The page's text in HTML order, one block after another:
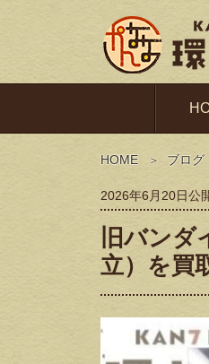
HOME ブログ
2026年6月20日公
旧バン
立）を買